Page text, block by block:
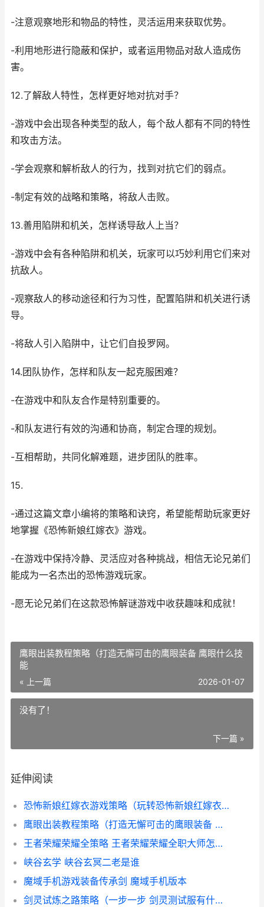
-注意观察地形和物品的特性，灵活运用来获取优势。
-利用地形进行隐蔽和保护，或者运用物品对敌人造成伤
害。
12.了解敌人特性，怎样更好地对抗对手？
-游戏中会出现各种类型的敌人，每个敌人都有不同的特性
和攻击方法。
-学会观察和解析敌人的行为，找到对抗它们的弱点。
-制定有效的战略和策略，将敌人击败。
13.善用陷阱和机关，怎样诱导敌人上当？
-游戏中会有各种陷阱和机关，玩家可以巧妙利用它们来对
抗敌人。
-观察敌人的移动途径和行为习性，配置陷阱和机关进行诱
导。
-将敌人引入陷阱中，让它们自投罗网。
14.团队协作，怎样和队友一起克服困难？
-在游戏中和队友合作是特别重要的。
-和队友进行有效的沟通和协商，制定合理的规划。
-互相帮助，共同化解难题，进步团队的胜率。
15.
-通过这篇文章小编将的策略和诀窍，希望能帮助玩家更好
地掌握《恐怖新娘红嫁衣》游戏。
-在游戏中保持冷静、灵活应对各种挑战，相信无论兄弟们
能成为一名杰出的恐怖游戏玩家。
-愿无论兄弟们在这款恐怖解谜游戏中收获趣味和成就！
鹰眼出装教程策略（打造无懈可击的鹰眼装备 鹰眼什么技
能
« 上一篇 2026-01-07
没有了！
下一篇 »
延伸阅读
恐怖新娘红嫁衣游戏策略（玩转恐怖新娘红嫁衣游戏 恐怖新娘红嫁衣TXT
鹰眼出装教程策略（打造无懈可击的鹰眼装备 鹰眼什么技能
王者荣耀荣耀全策略 王者荣耀荣耀全职大师怎么获得
峡谷玄学 峡谷玄冥二老是谁
魔域手机游戏装备传承剑 魔域手机版本
剑灵试炼之路策略（一步一步 剑灵测试服有什么区别